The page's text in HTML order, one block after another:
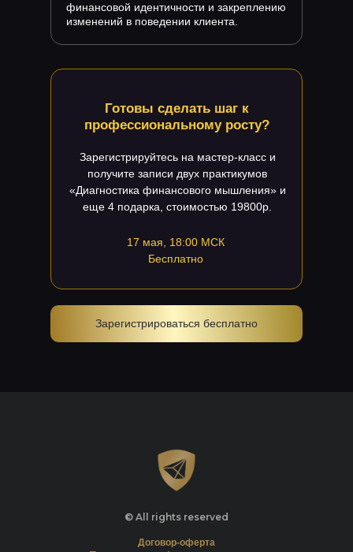
финансовой идентичности и закреплению
изменений в поведении клиента.
Готовы сделать шаг к
профессиональному росту?
Зарегистрируйтесь на мастер-класс и
получите записи двух практикумов
«Диагностика финансового мышления» и
еще 4 подарка, стоимостью 19800р.
17 мая, 18:00 МСК
Бесплатно
Зарегистрироваться бесплатно
© All rights reserved
Договор-оферта